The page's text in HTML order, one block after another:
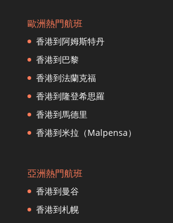
香港到普吉島
香港到東京
香港到漢城
香港到伊斯坦布爾
香港到紐約市
香港到大阪
香港到昆明
香港到吉隆坡
香港到洛杉磯
香港到馬德里
歐洲熱門航班
香港到阿姆斯特丹
香港到巴黎
香港到法蘭克福
香港到隆登希思羅
香港到馬德里
香港到米拉（Malpensa）
亞洲熱門航班
香港到曼谷
香港到札幌